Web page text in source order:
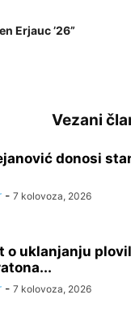
Erjauc ’26”
Vezani
donosi
- 7 kolovoza, 2026
o uklanjanju
- 7 kolovoza, 2026